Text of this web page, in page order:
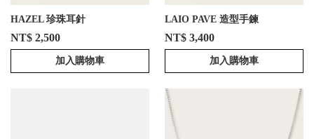
HAZEL 珍珠耳針
NT$ 2,500
加入購物車
LAIO PAVE 造型手鍊
NT$ 3,400
加入購物車